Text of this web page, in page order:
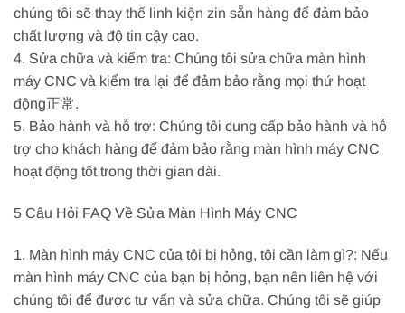
chúng tôi sẽ thay thế linh kiện zin sẵn hàng để đảm bảo
chất lượng và độ tin cậy cao.
4. Sửa chữa và kiểm tra: Chúng tôi sửa chữa màn hình
máy CNC và kiểm tra lại để đảm bảo rằng mọi thứ hoạt
động正常.
5. Bảo hành và hỗ trợ: Chúng tôi cung cấp bảo hành và hỗ
trợ cho khách hàng để đảm bảo rằng màn hình máy CNC
hoạt động tốt trong thời gian dài.
5 Câu Hỏi FAQ Về Sửa Màn Hình Máy CNC
1. Màn hình máy CNC của tôi bị hỏng, tôi cần làm gì?: Nếu
màn hình máy CNC của bạn bị hỏng, bạn nên liên hệ với
chúng tôi để được tư vấn và sửa chữa. Chúng tôi sẽ giúp